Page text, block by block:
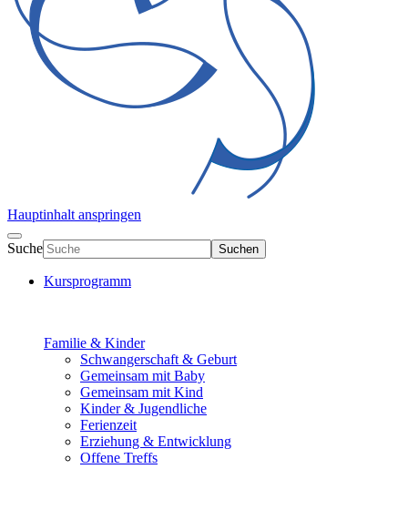
Hauptinhalt anspringen
Suche Suchen
Kursprogramm
Familie & Kinder
Schwangerschaft & Geburt
Gemeinsam mit Baby
Gemeinsam mit Kind
Kinder & Jugendliche
Ferienzeit
Erziehung & Entwicklung
Offene Treffs